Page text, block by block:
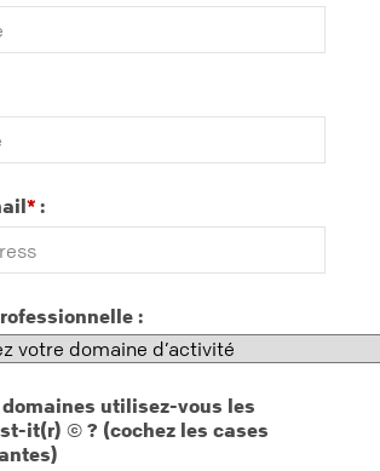
* :
:
utilisez-vous les
it(r) © ? (cochez les cases